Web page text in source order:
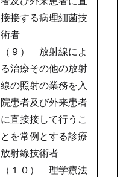
接接する病理細菌技
術者
（９） 放射線によ
る治療その他の放射
線の照射の業務を入
院患者及び外来患者
に直接接して行うこ
とを常例とする診療
放射線技術者
（１０） 理学療法